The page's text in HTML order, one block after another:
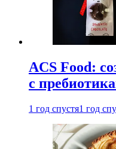
ACS Food:
с
1 год спустя1 год